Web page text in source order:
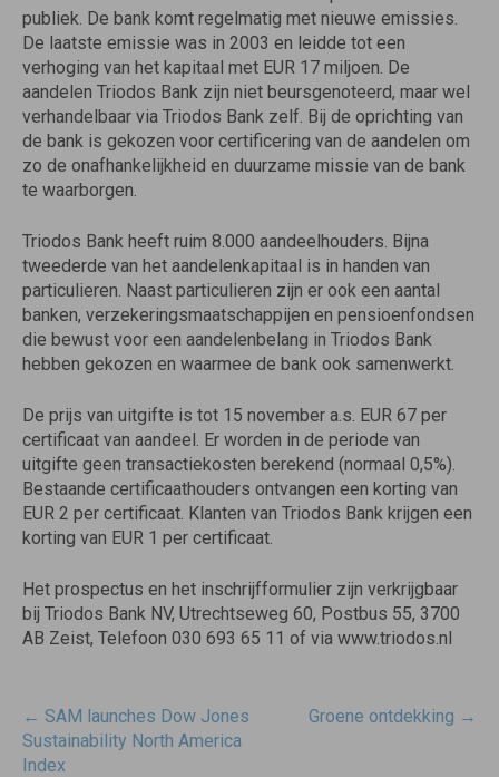
publiek. De bank komt regelmatig met nieuwe emissies.
De laatste emissie was in 2003 en leidde tot een
verhoging van het kapitaal met EUR 17 miljoen. De
aandelen Triodos Bank zijn niet beursgenoteerd, maar wel
verhandelbaar via Triodos Bank zelf. Bij de oprichting van
de bank is gekozen voor certificering van de aandelen om
zo de onafhankelijkheid en duurzame missie van de bank
te waarborgen.
Triodos Bank heeft ruim 8.000 aandeelhouders. Bijna
tweederde van het aandelenkapitaal is in handen van
particulieren. Naast particulieren zijn er ook een aantal
banken, verzekeringsmaatschappijen en pensioenfondsen
die bewust voor een aandelenbelang in Triodos Bank
hebben gekozen en waarmee de bank ook samenwerkt.
De prijs van uitgifte is tot 15 november a.s. EUR 67 per
certificaat van aandeel. Er worden in de periode van
uitgifte geen transactiekosten berekend (normaal 0,5%).
Bestaande certificaathouders ontvangen een korting van
EUR 2 per certificaat. Klanten van Triodos Bank krijgen een
korting van EUR 1 per certificaat.
Het prospectus en het inschrijfformulier zijn verkrijgbaar
bij Triodos Bank NV, Utrechtseweg 60, Postbus 55, 3700
AB Zeist, Telefoon 030 693 65 11 of via www.triodos.nl
Post
navigatie
← SAM launches Dow Jones
Sustainability North America
Index
Groene ontdekking →